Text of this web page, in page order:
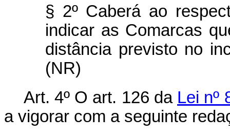
§ 2º Caberá ao
indicar as Comarcas
distância previsto no
(NR)
Art. 4º O art. 126 da Lei nº
a vigorar com a seguinte